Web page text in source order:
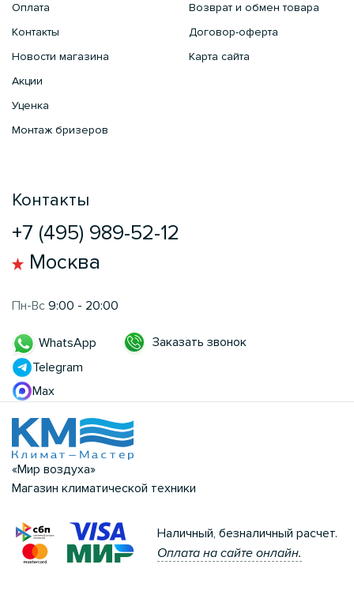
Оплата
Контакты
Новости магазина
Акции
Уценка
Монтаж бризеров
Возврат и обмен товара
Договор-оферта
Карта сайта
Контакты
+7 (495) 989-52-12
Москва
Пн-Вс 9:00 - 20:00
WhatsApp
Telegram
Max
Заказать звонок
«Мир воздуха»
Магазин климатической техники
Наличный, безналичный расчет.
Оплата на сайте онлайн.